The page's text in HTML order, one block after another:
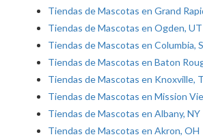
Tiendas de Mascotas en Grand
Tiendas de Mascotas en Ogden, UT
Tiendas de Mascotas en Columbia,
Tiendas de Mascotas en Baton
Tiendas de Mascotas en Knoxville,
Tiendas de Mascotas en Mission
Tiendas de Mascotas en Albany, NY
Tiendas de Mascotas en Akron, OH